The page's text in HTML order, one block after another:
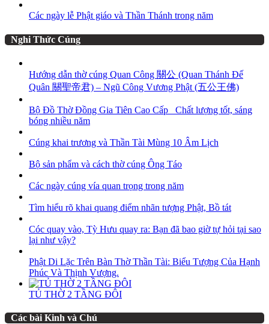
Các ngày lễ Phật giáo và Thần Thánh trong năm
Nghi Thức Cúng
Hướng dẫn thờ cúng Quan Công 關公 (Quan Thánh Đế
Quân 關聖帝君) – Ngũ Công Vương Phật (五公王佛)
Bộ Đồ Thờ Đồng Gia Tiên Cao Cấp_ Chất lượng tốt, sáng
bóng nhiều năm
Cúng khai trương và Thần Tài Mùng 10 Âm Lịch
Bộ sản phẩm và cách thờ cúng Ông Táo
Các ngày cúng vía quan trọng trong năm
Tìm hiểu rõ khai quang điểm nhãn tượng Phật, Bồ tát
Cóc quay vào, Tỳ Hưu quay ra: Bạn đã bao giờ tự hỏi tại sao
lại như vậy?
Phật Di Lặc Trên Bàn Thờ Thần Tài: Biểu Tượng Của Hạnh
Phúc Và Thịnh Vượng.
TỦ THỜ 2 TẦNG ĐÔI
Các bài Kinh và Chú